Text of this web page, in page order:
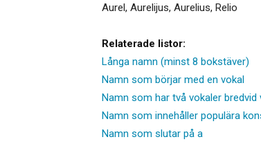
Aurel, Aurelijus, Aurelius, Relio
Relaterade listor:
Långa namn (minst 8 bokstäver)
Namn som börjar med en vokal
Namn som har två vokaler bredvid
Namn som innehåller populära
Namn som slutar på a